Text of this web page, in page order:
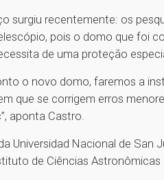
surgiu recentemente: os
pois o domo que foi
de uma proteção
o novo domo, faremos a
que se corrigem erros
aponta Castro.
Universidad Nacional de
de Ciências Astronômicas